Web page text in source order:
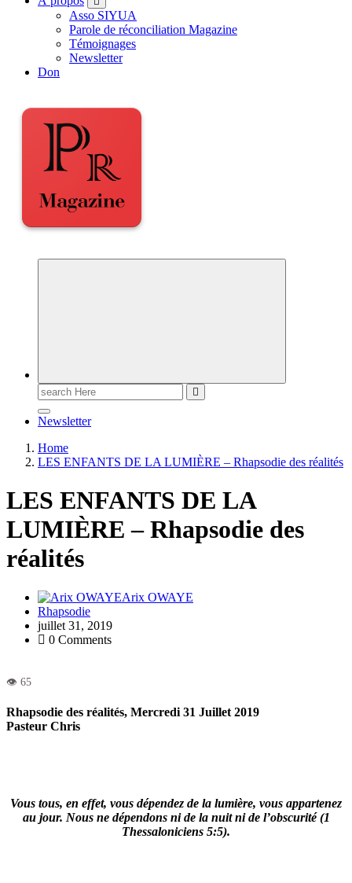
Asso SIYUA
Parole de réconciliation Magazine
Témoignages
Newsletter
Don
Newsletter
Home
LES ENFANTS DE LA LUMIÈRE – Rhapsodie des réalités
LES ENFANTS DE LA
LUMIÈRE – Rhapsodie des
réalités
Arix OWAYE
Rhapsodie
juillet 31, 2019
0 Comments
Rhapsodie des réalités, Mercredi 31 Juillet 2019
Pasteur Chris
Vous tous, en effet, vous dépendez de la lumière, vous appartenez
au jour. Nous ne dépendons ni de la nuit ni de l’obscurité (1
Thessaloniciens 5:5).